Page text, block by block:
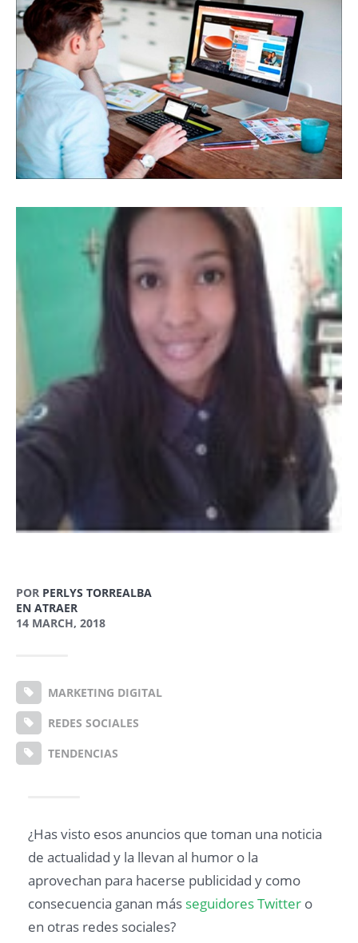
POR PERLYS TORREALBA
EN ATRAER
14 MARCH, 2018
MARKETING DIGITAL
REDES SOCIALES
TENDENCIAS
¿Has visto esos anuncios que toman una noticia
de actualidad y la llevan al humor o la
aprovechan para hacerse publicidad y como
consecuencia ganan más seguidores Twitter o
en otras redes sociales?